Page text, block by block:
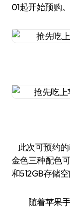
01起开始预购。
此次可预约的
金色三种配色
和512GB存储空
随着苹果手